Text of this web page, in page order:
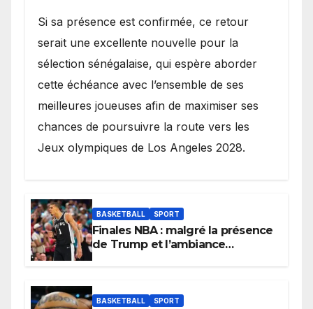
Si sa présence est confirmée, ce retour
serait une excellente nouvelle pour la
sélection sénégalaise, qui espère aborder
cette échéance avec l’ensemble de ses
meilleures joueuses afin de maximiser ses
chances de poursuivre la route vers les
Jeux olympiques de Los Angeles 2028.
BASKETBALL SPORT
Finales NBA : malgré la présence
de Trump et l’ambiance
BASKETBALL SPORT